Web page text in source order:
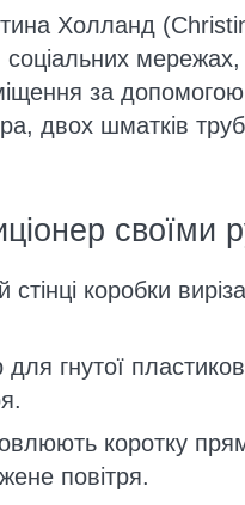
Холланд
мережах,
за допомогою
двох шматків
своїми
коробки
для гнутої
коротку
повітря.